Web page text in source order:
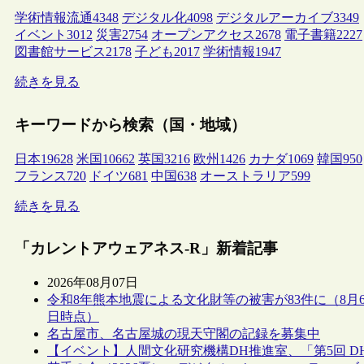
学術情報流通4348 デジタル化4098 デジタルアーカイブ3349
イベント 3012 災害2754 オープンアクセス2678 電子書籍2227
図書館サービス2178 子ども2017 学術情報1947
続きを見る
キーワードから検索（国・地域）
日本19628 米国 10662 英国3216 欧州 1426 カナダ1069 韓国950
フランス720 ドイツ681 中国638 オーストラリア599
続きを見る
「カレントアウェアネス-R」新着記事
2026年08月07日
令和8年熊本地震による文化財等の被害が83件に（8月
日時点）
名古屋市、名古屋城の現天守閣の記録を募集中
【イベント】人間文化研究機構DH推進室、「第5回